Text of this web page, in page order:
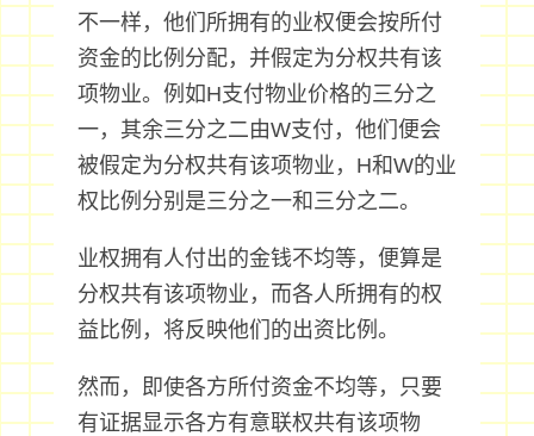
不一样，他们所拥有的业权便会按所付
资金的比例分配，并假定为分权共有该
项物业。例如H支付物业价格的三分之
一，其余三分之二由W支付，他们便会
被假定为分权共有该项物业，H和W的业
权比例分别是三分之一和三分之二。
业权拥有人付出的金钱不均等，便算是
分权共有该项物业，而各人所拥有的权
益比例，将反映他们的出资比例。
然而，即使各方所付资金不均等，只要
有证据显示各方有意联权共有该项物